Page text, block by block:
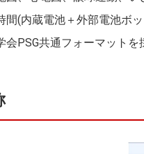
間(内蔵電池＋外部電池ボ
会PSG共通フォーマットを